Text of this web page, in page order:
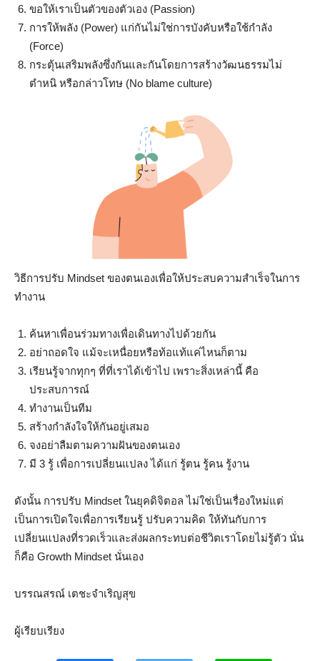
ขอให้เราเป็นตัวของตัวเอง (Passion)
การให้พลัง (Power) แก่กันไม่ใช่การบังคับหรือใช้กำลัง
(Force)
กระตุ้นเสริมพลังซึ่งกันและกันโดยการสร้างวัฒนธรรมไม่
ตำหนิ หรือกล่าวโทษ (No blame culture)
วิธีการปรับ Mindset ของตนเองเพื่อให้ประสบความสำเร็จในการ
ทำงาน
ค้นหาเพื่อนร่วมทางเพื่อเดินทางไปด้วยกัน
อย่าถอดใจ แม้จะเหนื่อยหรือท้อแท้แค่ไหนก็ตาม
เรียนรู้จากทุกๆ ที่ที่เราได้เข้าไป เพราะสิ่งเหล่านี้ คือ
ประสบการณ์
ทำงานเป็นทีม
สร้างกำลังใจให้กันอยู่เสมอ
จงอย่าลืมตามความฝันของตนเอง
มี 3 รู้ เพื่อการเปลี่ยนแปลง ได้แก่ รู้ตน รู้คน รู้งาน
ดังนั้น การปรับ Mindset ในยุคดิจิตอล ไม่ใช่เป็นเรื่องใหม่แต่
เป็นการเปิดใจเพื่อการเรียนรู้ ปรับความคิด ให้ทันกับการ
เปลี่ยนแปลงที่รวดเร็วและส่งผลกระทบต่อชีวิตเราโดยไม่รู้ตัว นั่น
ก็คือ Growth Mindset นั่นเอง
บรรณสรณ์ เตชะจำเริญสุข
ผู้เรียบเรียง